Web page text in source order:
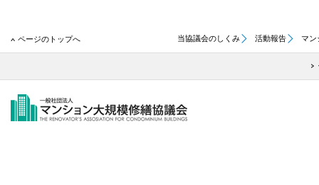
ページのトップへ 当協議会のしくみ 活動報告 マン